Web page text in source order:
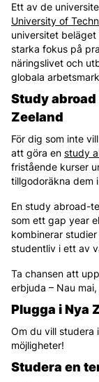
Ett av de
University of
universitet
starka fokus på
näringslivet och
globala
Study
Zeeland
För dig som inte
att göra en study
fristående kurser
tillgodoräkna dem
En study abroad-
som ett gap year
kombinerar
studentliv i ett av
Ta chansen att
erbjuda – Nau
Plugga i Nya
Om du vill studera
möjligheter!
Studera en